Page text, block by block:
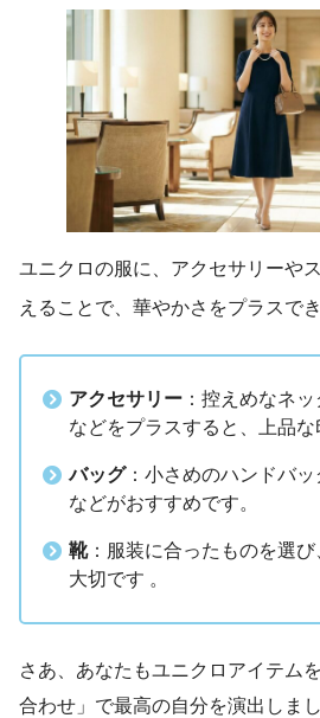
ユニクロの服に、アクセサリーや
えることで、華やかさをプラスで
アクセサリー ：控えめなネ
などをプラスすると、上品な
バッグ：小さめのハンドバ
などがおすすめです。
靴：服装に合ったものを選
大切です 。
さあ、あなたもユニクロアイテム
合わせ」で最高の自分を演出しまし